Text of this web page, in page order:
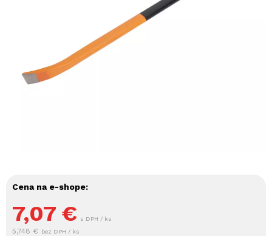
Cena na e-shope:
7,07 € s DPH / ks
5,748 € bez DPH / ks